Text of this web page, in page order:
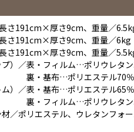
さ191cm×厚さ9cm、重量／
厚さ9cm、重量／6kg
厚さ9cm、重量／
）／表・フィルム…ポリウレタ
ポリエステル70％
表・基布…ポリエステル65％
ム…ポリウレタン
リエステル、ウレタンフォー